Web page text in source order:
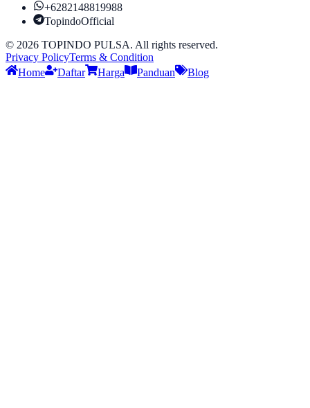
+6282148819988
TopindoOfficial
© 2026 TOPINDO PULSA. All rights reserved.
Privacy PolicyTerms & Condition
Home
Daftar Harga Panduan Blog